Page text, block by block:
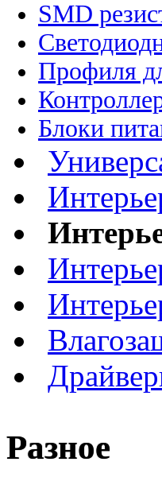
SMD
Профиля
Блоки
Разное